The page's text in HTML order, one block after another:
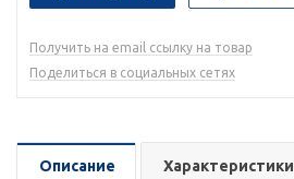
Получить на email ссылку на товар
Поделиться в социальных сетях
Описание Характеристики